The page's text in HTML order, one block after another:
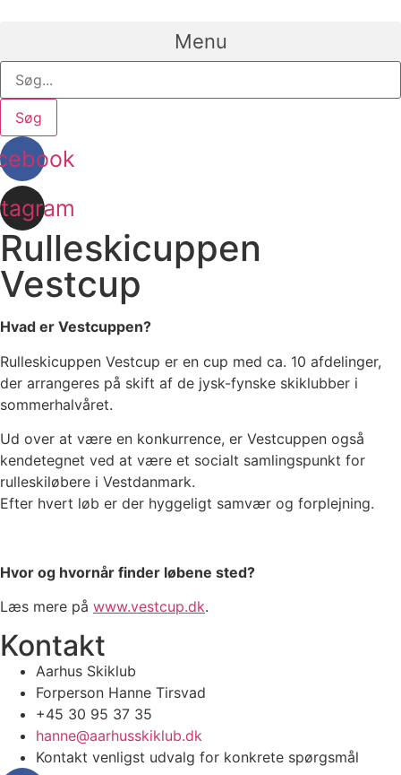
Menu
Søg
Rulleskicuppen
Vestcup
Hvad er Vestcuppen?
Rulleskicuppen Vestcup er en cup med ca. 10 afdelinger,
der arrangeres på skift af de jysk-fynske skiklubber i
sommerhalvåret.
Ud over at være en konkurrence, er Vestcuppen også
kendetegnet ved at være et socialt samlingspunkt for
rulleskiløbere i Vestdanmark.
Efter hvert løb er der hyggeligt samvær og forplejning.
Hvor og hvornår finder løbene sted?
Læs mere på www.vestcup.dk.
Kontakt
Aarhus Skiklub
Forperson Hanne Tirsvad
+45 30 95 37 35
hanne@aarhusskiklub.dk
Kontakt venligst udvalg for konkrete spørgsmål